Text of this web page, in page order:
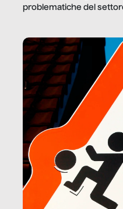
problematiche del